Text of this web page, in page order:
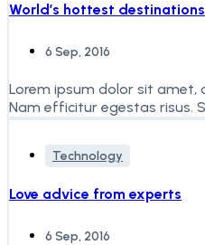
World’s hottest
6 Sep, 2016
Lorem ipsum dolor sit amet,
Nam efficitur egestas risus.
Technology
Love advice from experts
6 Sep, 2016